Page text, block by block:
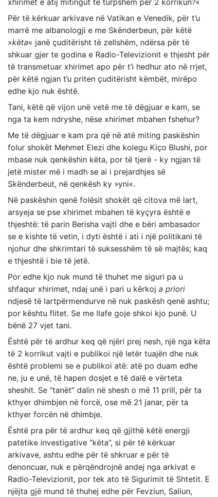
xhirimet e atij mitingut të turpshëm për 2 korrikun?«
Për të kërkuar arkivave në Vatikan e Venedik, për t’u
marrë me albanologji e me Skënderbeun, për këtë
»këta« janë çuditërisht të zellshëm, ndërsa për të
shkuar gjer te godina e Radio-Televizionit e thjesht për
të transmetuar xhirimet apo për t’i hedhur ato në rrjet,
për këtë ngjan t’u priten çuditërisht këmbët, mirëpo
edhe kjo nuk është.
Tani, këtë që vijon unë vetë me të dëgjuar e kam, se
nga ta kem ndryshe, nëse xhirimet mbahen fshehur?
Me të dëgjuar e kam pra që në atë miting paskëshin
folur shokët Mehmet Elezi dhe kolegu Kiço Blushi, por
mbase nuk qenkëshin këta, por të tjerë - ky ngjan të
jetë mister më i madh se ai i prejardhjes së
Skënderbeut, në qenkësh ky »yni«.
Në paskëshin qenë folësit shokët që citova më lart,
arsyeja se pse xhirimet mbahen të kyçyra është e
thjeshtë: të parin Berisha vajti dhe e bëri ambasador
se e kishte të vetin, i dyti është i ati i një politikani të
njohur dhe shkrimtari të suksesshëm të së majtës; kaq
e thjeshtë i bie të jetë.
Por edhe kjo nuk mund të thuhet me siguri pa u
shfaqur xhirimet, ndaj unë i pari u kërkoj a priori
ndjesë të lartpërmendurve në nuk paskësh qenë ashtu;
por kështu flitet. Se me llafe goje shkoi kjo punë. U
bënë 27 vjet tani.
Është për të ardhur keq që njëri prej nesh, një nga këta
të 2 korrikut vajti e publikoi një letër tuajën dhe nuk
është problemi se e publikoi atë: atë po duam edhe
ne, ju e unë, të hapen dosjet e të dalë e vërteta
sheshit. Se “tanët” dalin në shesh o më 11 prill, për ta
kthyer dhimbjen në forcë, ose më 21 janar, për ta
kthyer forcën në dhimbje.
Është pra për të ardhur keq që gjithë këtë energji
patetike investigative “këta”, si për të kërkuar
arkivave, ashtu edhe për të shkruar e për të
denoncuar, nuk e përqëndrojnë andej nga arkivat e
Radio-Televizionit, por tek ato të Sigurimit të Shtetit. E
njëjta gjë mund të thuhej edhe për Fevziun, Saliun,